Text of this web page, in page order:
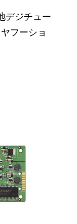
デジチュー
フーショ